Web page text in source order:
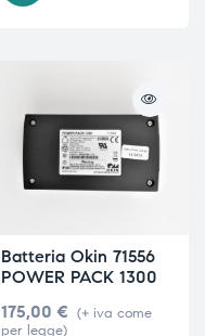
Batteria Okin 71556
POWER PACK 1300
175,00 € (+ iva come
per legge)